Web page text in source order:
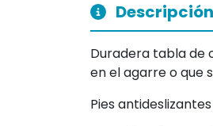
Descripción
Duradera tabla de
en el agarre o que
Pies